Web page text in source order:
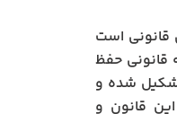
نهادی قانونی است
قانونی حفظ
شده و
قانون و